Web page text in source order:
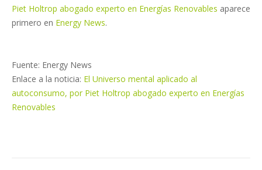
Piet Holtrop abogado experto en Energías Renovables aparece
primero en Energy News.
Fuente: Energy News
Enlace a la noticia: El Universo mental aplicado al
autoconsumo, por Piet Holtrop abogado experto en Energías
Renovables